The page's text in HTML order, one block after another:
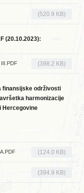
(520.9 KB)
(20.10.2023):
III.PDF (398.2 KB)
finansijske održivosti
harmonizacije
Hercegovine
(124.0 KB)
(394.9 KB)